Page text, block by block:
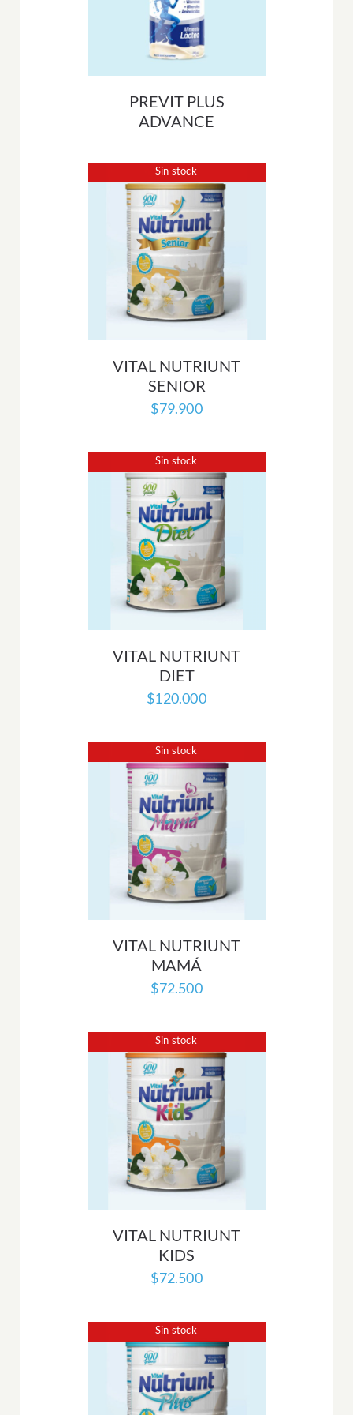
PREVIT PLUS
ADVANCE
Sin stock
VITAL NUTRIUNT
SENIOR
$79.900
Sin stock
VITAL NUTRIUNT
DIET
$120.000
Sin stock
VITAL NUTRIUNT
MAMÁ
$72.500
Sin stock
VITAL NUTRIUNT
KIDS
$72.500
Sin stock